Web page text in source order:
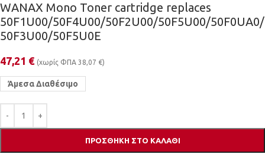
WANAX Mono Toner cartridge replaces
50F1U00/50F4U00/50F2U00/50F5U00/50F0UA0/
50F3U00/50F5U0E
47,21 € (χωρίς ΦΠΑ 38,07 €)
Άμεσα Διαθέσιμο
ΠΡΟΣΘΉΚΗ ΣΤΟ ΚΑΛΆΘΙ